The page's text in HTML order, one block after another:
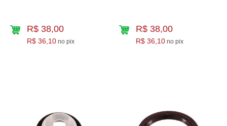
R$ 38,00
R$ 36,10 no pix
R$ 38,00
R$ 36,10 no pix